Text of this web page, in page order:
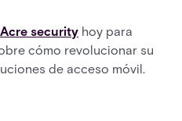
security hoy para
cómo revolucionar su
de acceso móvil.